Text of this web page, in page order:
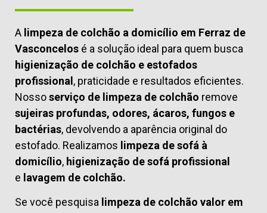
A limpeza de colchão a domicílio em Ferraz de
Vasconcelos é a solução ideal para quem busca
higienização de colchão e estofados
profissional, praticidade e resultados eficientes.
Nossoserviço de limpeza de colchão remove
sujeiras profundas, odores, ácaros, fungos e
bactérias, devolvendo a aparência original do
estofado. Realizamos limpeza de sofá à
domicílio, higienização de sofá profissional
e lavagem de colchão.
Se você pesquisa limpeza de colchão valor em